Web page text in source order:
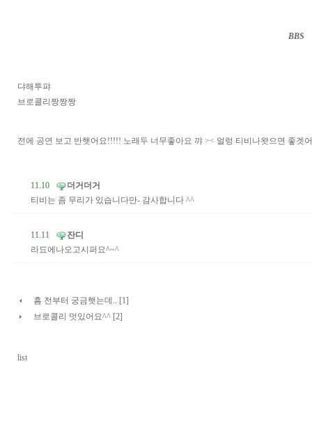
BBS
댜해투퍄
브로콜리짱짱짱
전에 공연 보고 반햇어요!!!!! 노래두 너무좋아요 꺄 >< 얼렁 티비나왓으면 좋겟
11.10
더거더거
티비는 좀 무리가 있습니다만- 감사합니다 ^^
11.11
잔디
라됴에나오고시퍼요^~^
흠 전부터 궁금햇는데.. [1]
브로콜리 멋있어요^^ [2]
list